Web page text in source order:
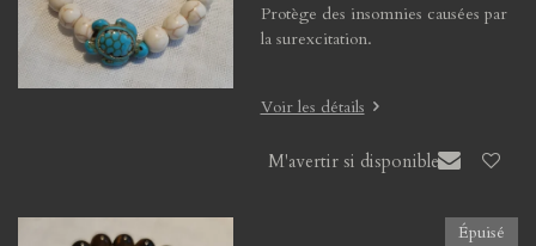
Protège des insomnies causées par
la surexcitation.
Voir les détails
M'avertir si disponible
Épuisé